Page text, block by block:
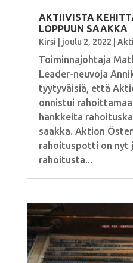
AKTIIVISTA
LOPPUUN SAAKKA
Kirsi joulu 2, 2022
Toiminnajohtaja
Leader-neuvoja
tyytyväisiä, että
onnistui
hankkeita
saakka. Aktion
rahoituspotti on nyt
rahoitusta...